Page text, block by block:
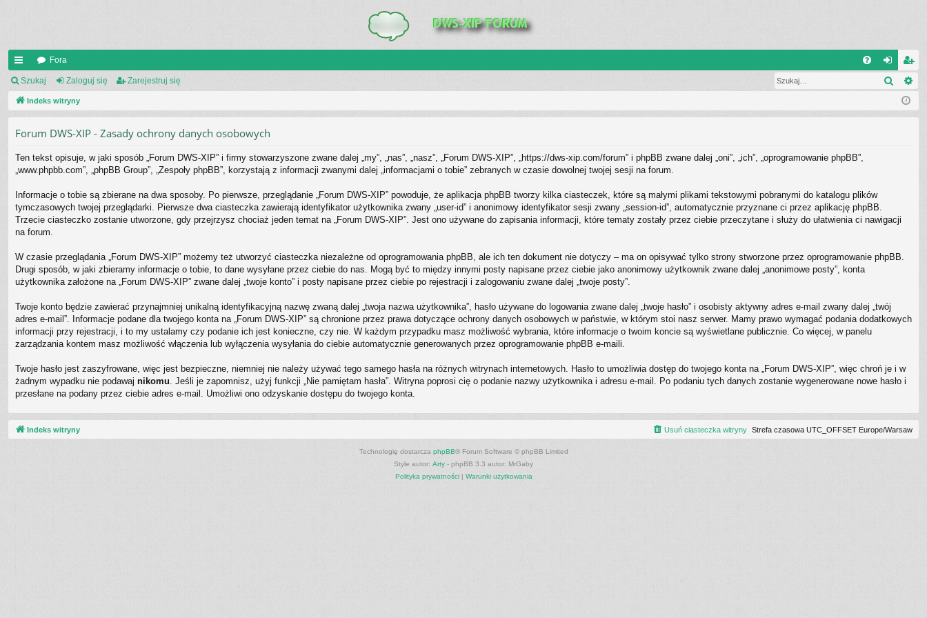
UI
C
IN
S
Fora
al ar
ej
Szukaj Zaloguj się Zarejestruj się Szukaj
Indeks witryny
Forum DWS-XIP - Zasady ochrony danych osobowych
Ten tekst opisuje, w jaki sposób „Forum DWS-XIP” i firmy stowarzyszone zwane dalej „my”, „nas”, „nasz”, „Forum DWS-XIP”, „https://dws-xip.com/forum” i phpBB zwane dalej „oni”, „ich”, „oprogramowanie phpBB”,
„www.phpbb.com”, „phpBB Group”, „Zespoły phpBB”, korzystają z informacji zwanymi dalej „informacjami o tobie” zebranych w czasie dowolnej twojej sesji na forum.
Informacje o tobie są zbierane na dwa sposoby. Po pierwsze, przeglądanie „Forum DWS-XIP” powoduje, że aplikacja phpBB tworzy kilka ciasteczek, które są małymi plikami tekstowymi pobranymi do katalogu plików
tymczasowych twojej przeglądarki. Pierwsze dwa ciasteczka zawierają identyfikator użytkownika zwany „user-id” i anonimowy identyfikator sesji zwany „session-id”, automatycznie przyznane ci przez aplikację phpBB.
Trzecie ciasteczko zostanie utworzone, gdy przejrzysz chociaż jeden temat na „Forum DWS-XIP”. Jest ono używane do zapisania informacji, które tematy zostały przez ciebie przeczytane i służy do ułatwienia ci nawigacji
na forum.
W czasie przeglądania „Forum DWS-XIP” możemy też utworzyć ciasteczka niezależne od oprogramowania phpBB, ale ich ten dokument nie dotyczy – ma on opisywać tylko strony stworzone przez oprogramowanie phpBB.
Drugi sposób, w jaki zbieramy informacje o tobie, to dane wysyłane przez ciebie do nas. Mogą być to między innymi posty napisane przez ciebie jako anonimowy użytkownik zwane dalej „anonimowe posty”, konta
użytkownika założone na „Forum DWS-XIP” zwane dalej „twoje konto” i posty napisane przez ciebie po rejestracji i zalogowaniu zwane dalej „twoje posty”.
Twoje konto będzie zawierać przynajmniej unikalną identyfikacyjną nazwę zwaną dalej „twoja nazwa użytkownika”, hasło używane do logowania zwane dalej „twoje hasło” i osobisty aktywny adres e-mail zwany dalej „twój
adres e-mail”. Informacje podane dla twojego konta na „Forum DWS-XIP” są chronione przez prawa dotyczące ochrony danych osobowych w państwie, w którym stoi nasz serwer. Mamy prawo wymagać podania dodatkowych
informacji przy rejestracji, i to my ustalamy czy podanie ich jest konieczne, czy nie. W każdym przypadku masz możliwość wybrania, które informacje o twoim koncie są wyświetlane publicznie. Co więcej, w panelu
zarządzania kontem masz możliwość włączenia lub wyłączenia wysyłania do ciebie automatycznie generowanych przez oprogramowanie phpBB e-maili.
Twoje hasło jest zaszyfrowane, więc jest bezpieczne, niemniej nie należy używać tego samego hasła na różnych witrynach internetowych. Hasło to umożliwia dostęp do twojego konta na „Forum DWS-XIP”, więc chroń je i w
żadnym wypadku nie podawaj nikomu . Jeśli je zapomnisz, użyj funkcji „Nie pamiętam hasła”. Witryna poprosi cię o podanie nazwy użytkownika i adresu e-mail. Po podaniu tych danych zostanie wygenerowane nowe hasło i
przesłane na podany przez ciebie adres e-mail. Umożliwi ono odzyskanie dostępu do twojego konta.
Indeks witryny Strefa czasowa UTC_OFFSET Europe/Warsaw
Usuń ciasteczka witryny
Technologię dostarcza phpBB® Forum Software © phpBB Limited
Style autor: Arty - phpBB 3.3 autor: MrGaby
Polityka prywatności| Warunki użytkowania